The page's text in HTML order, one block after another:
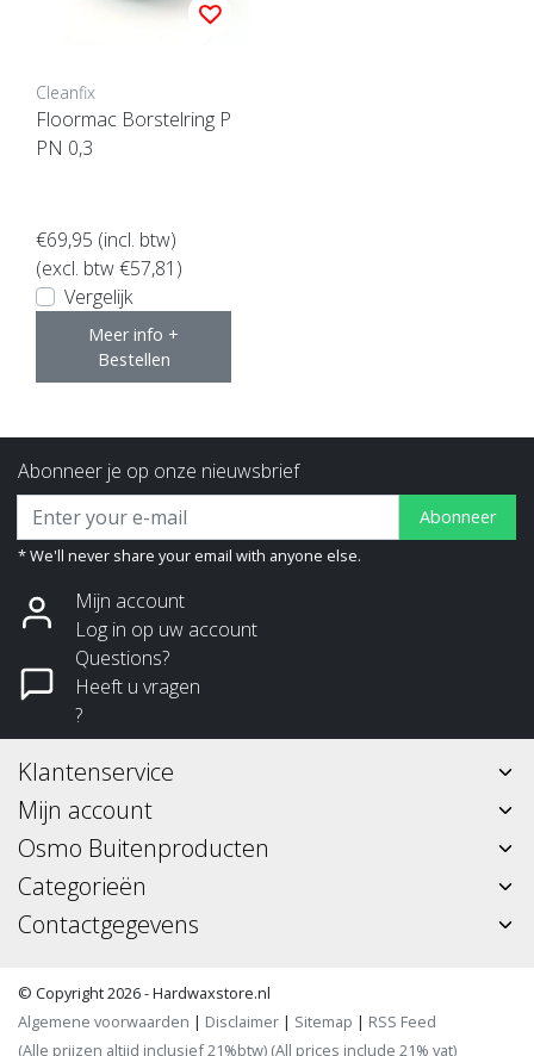
Cleanfix
Floormac Borstelring P
PN 0,3
€69,95 (incl. btw)
(excl. btw €57,81)
Vergelijk
Meer info +
Bestellen
Abonneer je op onze nieuwsbrief
Abonneer
* We'll never share your email with anyone else.
Mijn account
Log in op uw account
Questions?
Heeft u vragen
?
Klantenservice
Mijn account
Osmo Buitenproducten
Categorieën
Contactgegevens
© Copyright 2026 - Hardwaxstore.nl
Algemene voorwaarden | Disclaimer | Sitemap | RSS Feed
(Alle prijzen altijd inclusief 21%btw) (All prices include 21% vat)